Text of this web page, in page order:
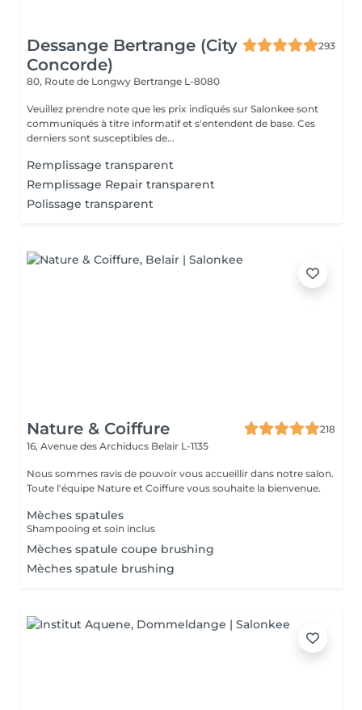
Dessange Bertrange (City
Concorde)
293
80, Route de Longwy Bertrange L-8080
Veuillez prendre note que les prix indiqués sur Salonkee sont
communiqués à titre informatif et s'entendent de base. Ces
derniers sont susceptibles de...
Remplissage transparent
Remplissage Repair transparent
Polissage transparent
Nature & Coiffure
218
16, Avenue des Archiducs Belair L-1135
Nous sommes ravis de pouvoir vous accueillir dans notre salon.
Toute l'équipe Nature et Coiffure vous souhaite la bienvenue.
Mèches spatules
Shampooing et soin inclus
Mèches spatule coupe brushing
Mèches spatule brushing